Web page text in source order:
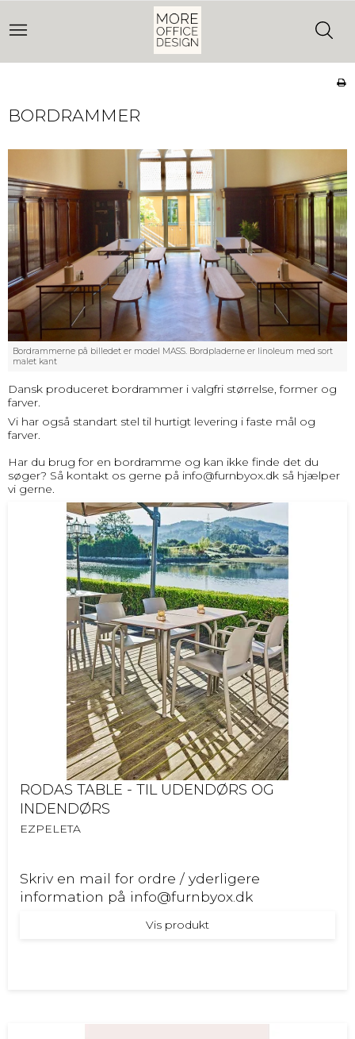
BORDRAMMER
Bordrammerne på billedet er model MASS. Bordpladerne er linoleum med sort
malet kant
Dansk produceret bordrammer i valgfri størrelse, former og
farver.
Vi har også standart stel til hurtigt levering i faste mål og
farver.
Har du brug for en bordramme og kan ikke finde det du
søger? Så kontakt os gerne på info@furnbyox.dk så hjælper
vi gerne.
RODAS TABLE - TIL UDENDØRS OG
INDENDØRS
EZPELETA
Skriv en mail for ordre / yderligere
information på info@furnbyox.dk
Vis produkt